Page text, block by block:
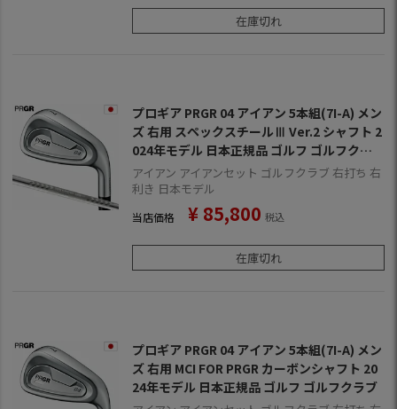
在庫切れ
プロギア PRGR 04 アイアン 5本組(7I-A) メン
ズ 右用 スペックスチールⅢ Ver.2 シャフト 2
024年モデル 日本正規品 ゴルフ ゴルフクラ
ブ
アイアン アイアンセット ゴルフクラブ 右打ち 右
利き 日本モデル
当店価格 ¥ 85,800 税込
在庫切れ
プロギア PRGR 04 アイアン 5本組(7I-A) メン
ズ 右用 MCI FOR PRGR カーボンシャフト 20
24年モデル 日本正規品 ゴルフ ゴルフクラブ